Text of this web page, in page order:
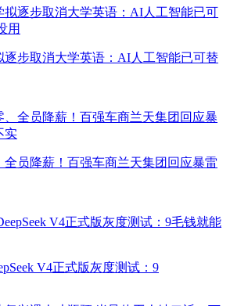
逐步取消大学英语：AI人工智能已可替
全员降薪！百强车商兰天集团回应暴雷
V4正式版灰度测试：9